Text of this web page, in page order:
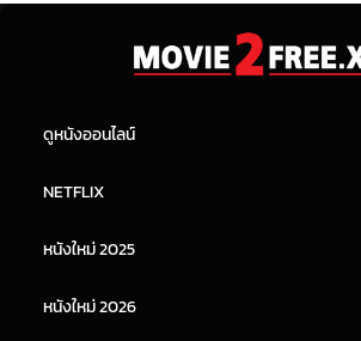
ดูหนังออนไลน์
หนังจีน
NETFLIX
หนังใหม่ 2025
หนังใหม่ 2026